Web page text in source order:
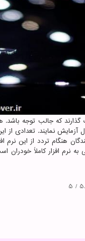
گذارند که جالب توجه
آزمایش نمایند. تعدادی
هنگام تردد از این نرم
نرم افزار کاملاً خودران
/
5